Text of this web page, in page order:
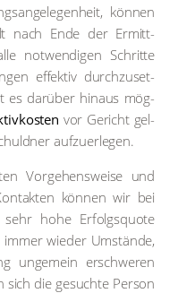
kön­nen
nach Ende der Ermitt­
not­wen­di­gen Schrit­te
effek­tiv durch­zu­set­
es dar­über hin­aus mög­
vor Gericht gel­
auf­zu­er­le­gen.
Vor­ge­hens­wei­se und
kön­nen wir bei
hohe Erfolgs­quo­te
wie­der Umstän­de,
unge­mein erschwe­ren
sich die gesuch­te Per­son